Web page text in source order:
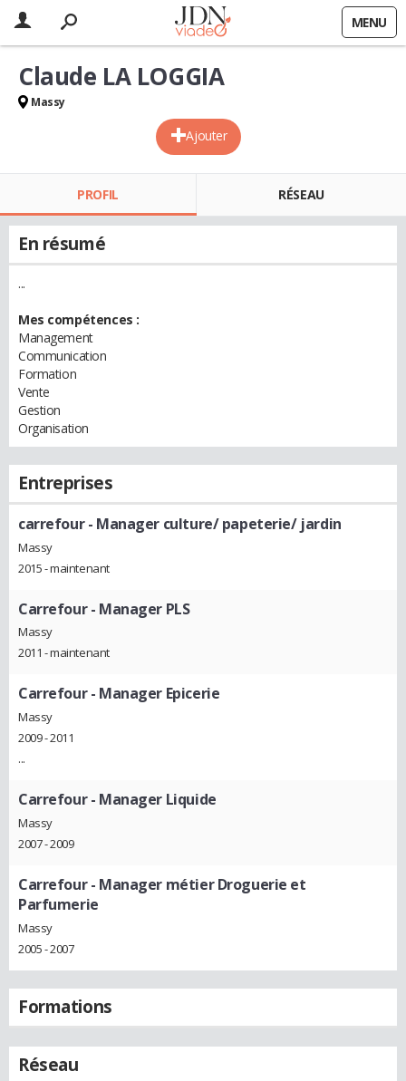
MENU
Ajouter
Claude LA LOGGIA
Massy
PROFIL RÉSEAU
En résumé
...
Mes compétences :
Management
Communication
Formation
Vente
Gestion
Organisation
Entreprises
carrefour- Manager culture/ papeterie/ jardin
Massy
2015 - maintenant
Carrefour- Manager PLS
Massy
2011 - maintenant
Carrefour- Manager Epicerie
Massy
2009 - 2011
...
Carrefour- Manager Liquide
Massy
2007 - 2009
Carrefour- Manager métier Droguerie et
Parfumerie
Massy
2005 - 2007
Formations
Réseau